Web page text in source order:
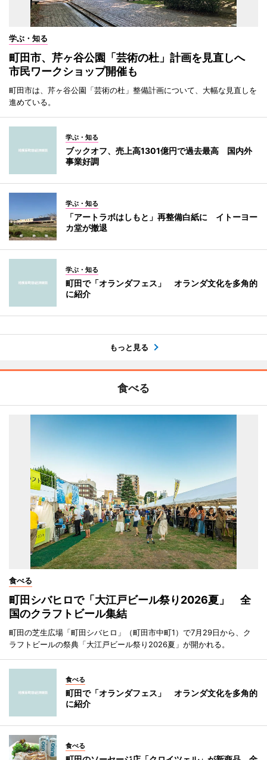
学ぶ・知る
町田市、芹ヶ谷公園「芸術の杜」計画を見直しへ
市民ワークショップ開催も
町田市は、芹ヶ谷公園「芸術の杜」整備計画について、大幅な見直しを
進めている。
学ぶ・知る
ブックオフ、売上高1301億円で過去最高 国内外
事業好調
学ぶ・知る
「アートラボはしもと」再整備白紙に イトーヨー
カ堂が撤退
学ぶ・知る
町田で「オランダフェス」 オランダ文化を多角的
に紹介
もっと見る
食べる
食べる
町田シバヒロで「大江戸ビール祭り2026夏」 全
国のクラフトビール集結
町田の芝生広場「町田シバヒロ」（町田市中町1）で7月29日から、ク
ラフトビールの祭典「大江戸ビール祭り2026夏」が開かれる。
食べる
町田で「オランダフェス」 オランダ文化を多角的
に紹介
食べる